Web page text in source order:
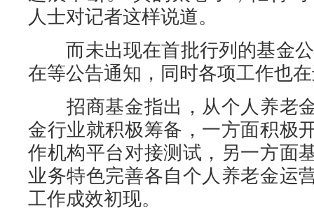
人士对记者这样说道。
而未出现在首批行列的基金公
在等公告通知，同时各项工作也
招商基金指出，从个人养老
金行业就积极筹备，一方面积极
作机构平台对接测试，另一方面
业务特色完善各自个人养老金运
工作成效初现。